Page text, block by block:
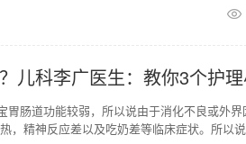
儿科李广医生：教你3个护
胃肠道功能较弱，所以说由于消化不良或外
，精神反应差以及吃奶差等临床症状。所以